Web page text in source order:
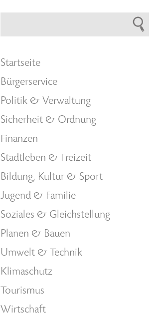
Startseite
Bürgerservice
Politik & Verwaltung
Sicherheit & Ordnung
Finanzen
Stadtleben & Freizeit
Bildung, Kultur & Sport
Jugend & Familie
Soziales & Gleichstellung
Planen & Bauen
Umwelt & Technik
Klimaschutz
Tourismus
Wirtschaft